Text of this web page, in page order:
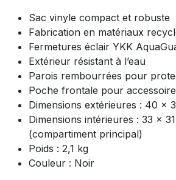
Sac vinyle compact et robuste
Fabrication en matériaux
Fermetures éclair YKK
Extérieur résistant à l’eau
Parois rembourrées pour
Poche frontale pour
Dimensions extérieures : 40 x
Dimensions intérieures : 33 x
(compartiment principal)
Poids : 2,1 kg
Couleur : Noir